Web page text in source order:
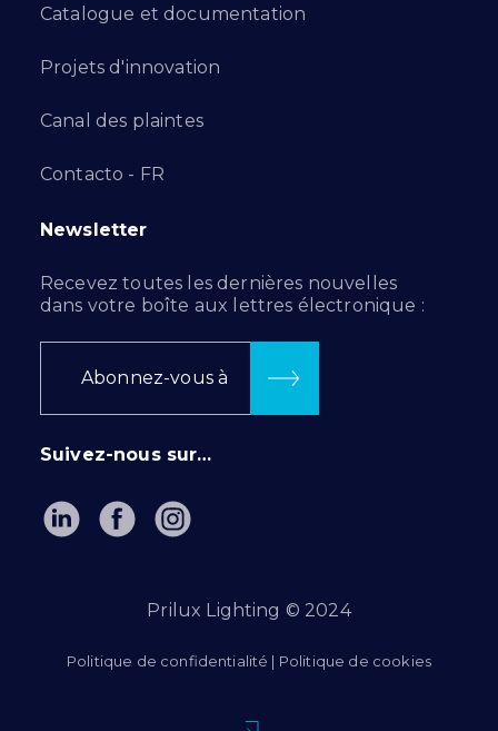
Catalogue et documentation
Projets d'innovation
Canal des plaintes
Contacto - FR
Newsletter
Recevez toutes les dernières nouvelles
dans votre boîte aux lettres électronique :
Abonnez-vous à
Suivez-nous sur…
Prilux Lighting © 2024
Politique de confidentialité | Politique de cookies